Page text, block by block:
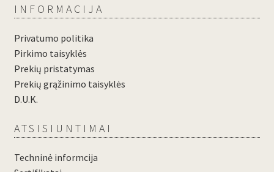
INFORMACIJA
Privatumo politika
Pirkimo taisyklės
Prekių pristatymas
Prekių grąžinimo taisyklės
D.U.K.
ATSISIUNTIMAI
Techninė informcija